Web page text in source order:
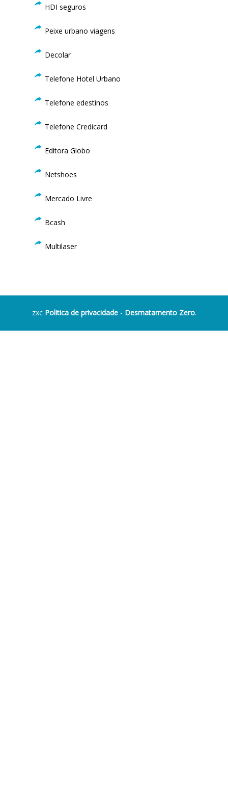
HDI seguros
Peixe urbano viagens
Decolar
Telefone Hotel Urbano
Telefone edestinos
Telefone Credicard
Editora Globo
Netshoes
Mercado Livre
Bcash
Multilaser
zxc Politica de privacidade- Desmatamento Zero.